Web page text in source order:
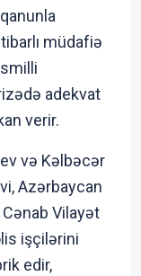
müdafiə
adekvat
verir.
və Kəlbəcər
Azərbaycan
Cənab Vilayət
işçilərini
edir,